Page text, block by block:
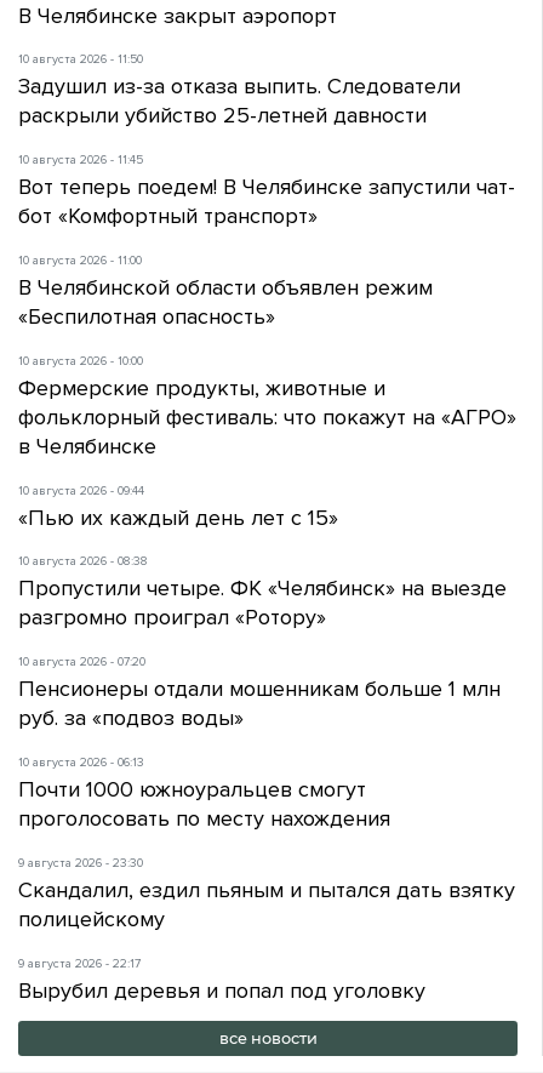
В Челябинске закрыт аэропорт
10 августа 2026 - 11:50
Задушил из-за отказа выпить. Следователи
раскрыли убийство 25-летней давности
10 августа 2026 - 11:45
Вот теперь поедем! В Челябинске запустили чат-
бот «Комфортный транспорт»
10 августа 2026 - 11:00
В Челябинской области объявлен режим
«Беспилотная опасность»
10 августа 2026 - 10:00
Фермерские продукты, животные и
фольклорный фестиваль: что покажут на «АГРО»
в Челябинске
10 августа 2026 - 09:44
«Пью их каждый день лет с 15»
10 августа 2026 - 08:38
Пропустили четыре. ФК «Челябинск» на выезде
разгромно проиграл «Ротору»
10 августа 2026 - 07:20
Пенсионеры отдали мошенникам больше 1 млн
руб. за «подвоз воды»
10 августа 2026 - 06:13
Почти 1000 южноуральцев смогут
проголосовать по месту нахождения
9 августа 2026 - 23:30
Скандалил, ездил пьяным и пытался дать взятку
полицейскому
9 августа 2026 - 22:17
Вырубил деревья и попал под уголовку
все новости